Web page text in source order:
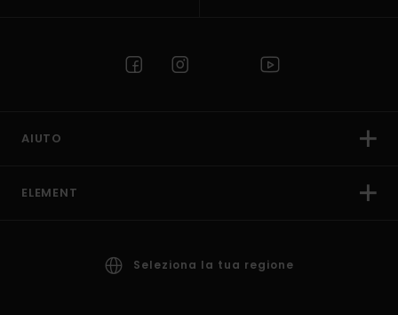
AIUTO
ELEMENT
Seleziona la tua regione